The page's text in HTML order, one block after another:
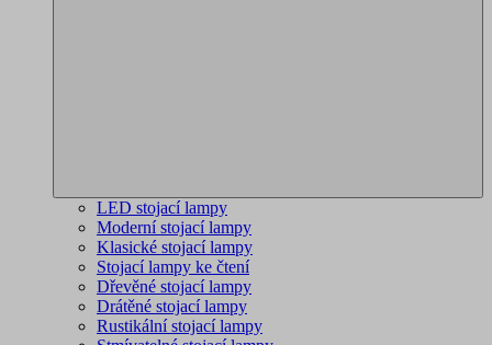
LED stojací lampy
Moderní stojací lampy
Klasické stojací lampy
Stojací lampy ke čtení
Dřevěné stojací lampy
Drátěné stojací lampy
Rustikální stojací lampy